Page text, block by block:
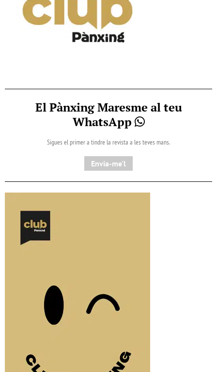
El Pànxing Maresme al teu
WhatsApp
Sigues el primer a tindre la revista a les teves mans.
Envia-me'l